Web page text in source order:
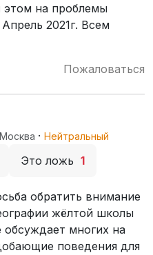
этом на проблемы
2021г. Всем
Пожаловаться
Москва · Нейтральный
Это ложь 1
обратить внимание
жёлтой школы
многих на
поведения для